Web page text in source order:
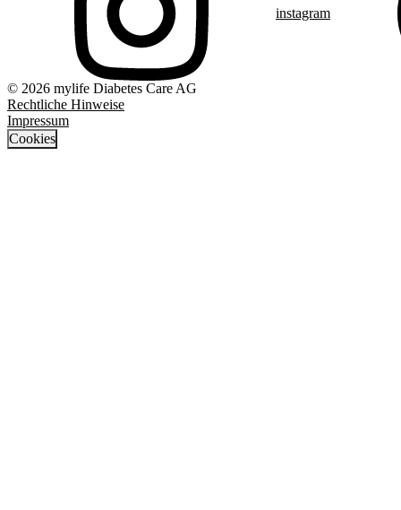
instagram
© 2026 mylife Diabetes Care AG
Rechtliche Hinweise
Impressum
Cookies